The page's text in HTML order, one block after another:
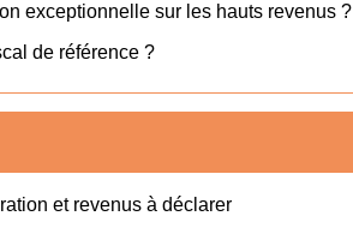
exceptionnelle sur les hauts revenus ?
de référence ?
et revenus à déclarer